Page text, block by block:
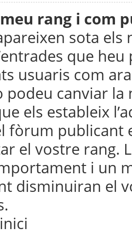
rang i com
sota
que
usuaris com
podeu canviar
els estableix
fòrum publicant
el vostre rang.
i un
disminuiran el